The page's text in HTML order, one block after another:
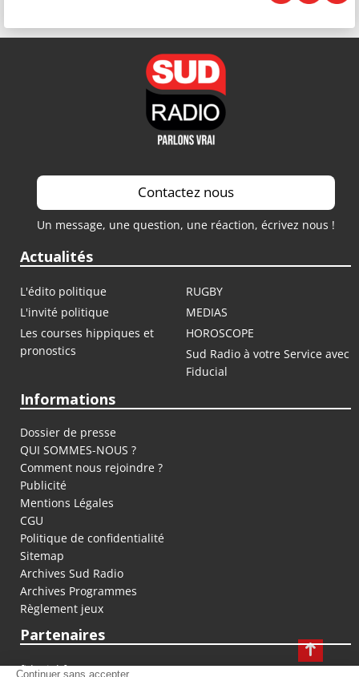
Contactez nous
Un message, une question, une réaction, écrivez nous !
Actualités
L'édito politique
RUGBY
L'invité politique
MEDIAS
Les courses hippiques et
pronostics
HOROSCOPE
Sud Radio à votre Service avec
Fiducial
Informations
Dossier de presse
QUI SOMMES-NOUS ?
Comment nous rejoindre ?
Publicité
Mentions Légales
CGU
Politique de confidentialité
Sitemap
Archives Sud Radio
Archives Programmes
Règlement jeux
Partenaires
fiducial.fr